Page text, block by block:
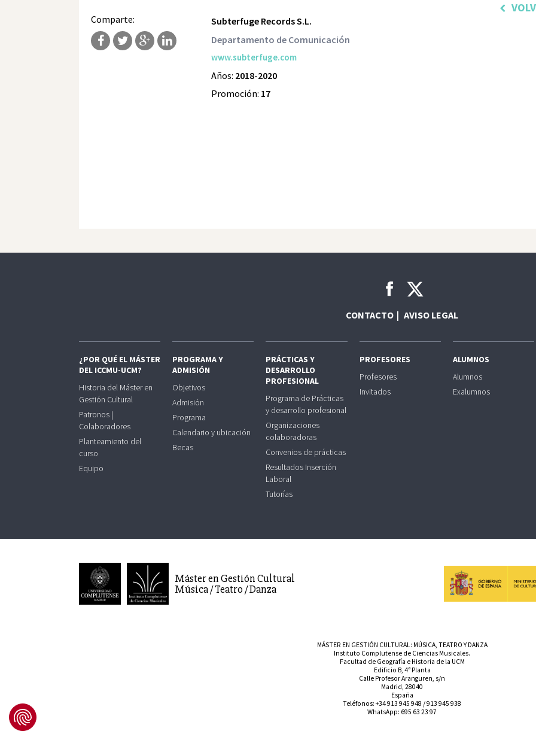
Comparte:
Subterfuge Records S.L.
Departamento de Comunicación
www.subterfuge.com
Años: 2018-2020
Promoción: 17
CONTACTO AVISO LEGAL
¿POR QUÉ EL MÁSTER
DEL ICCMU-UCM?
Historia del Máster en
Gestión Cultural
Patronos |
Colaboradores
Planteamiento del
curso
Equipo
PROGRAMA Y
ADMISIÓN
Objetivos
Admisión
Programa
Calendario y ubicación
Becas
PRÁCTICAS Y
DESARROLLO
PROFESIONAL
Programa de Prácticas
y desarrollo profesional
Organizaciones
colaboradoras
Convenios de prácticas
Resultados Inserción
Laboral
Tutorías
PROFESORES
Profesores
Invitados
ALUMNOS
Alumnos
Exalumnos
Máster en Gestión Cultural
Música / Teatro / Danza
MÁSTER EN GESTIÓN CULTURAL: MÚSICA, TEATRO Y DANZA
Instituto Complutense de Ciencias Musicales.
Facultad de Geografía e Historia de la UCM
Edificio B, 4ª Planta
Calle Profesor Aranguren, s/n
Madrid, 28040
España
Teléfonos: +34 913 945 948 /913 945 938
WhatsApp: 695 63 23 97